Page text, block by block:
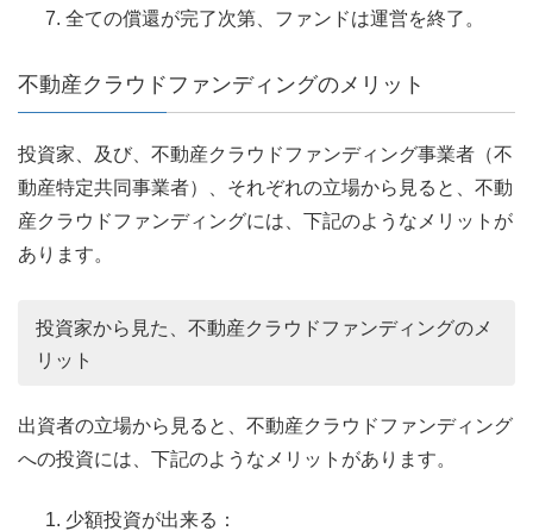
全ての償還が完了次第、ファンドは運営を終了。
不動産クラウドファンディングのメリット
投資家、及び、不動産クラウドファンディング事業者（不
動産特定共同事業者）、それぞれの立場から見ると、不動
産クラウドファンディングには、下記のようなメリットが
あります。
投資家から見た、不動産クラウドファンディングのメ
リット
出資者の立場から見ると、不動産クラウドファンディング
への投資には、下記のようなメリットがあります。
少額投資が出来る：